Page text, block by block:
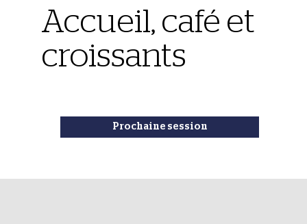
Accueil, café et
croissants
Prochaine session